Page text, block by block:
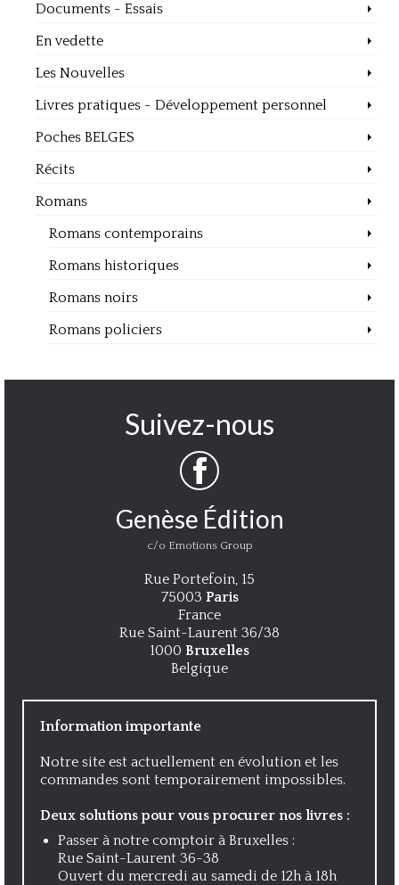
Documents - Essais
En vedette
Les Nouvelles
Livres pratiques - Développement personnel
Poches BELGES
Récits
Romans
Romans contemporains
Romans historiques
Romans noirs
Romans policiers
Suivez-nous
Genèse Édition
c/o Emotions Group
Rue Portefoin, 15
75003 Paris
France
Rue Saint-Laurent 36/38
1000 Bruxelles
Belgique
Information importante
Notre site est actuellement en évolution et les
commandes sont temporairement impossibles.
Deux solutions pour vous procurer nos livres :
Passer à notre comptoir à Bruxelles :
Rue Saint-Laurent 36-38
Ouvert du mercredi au samedi de 12h à 18h